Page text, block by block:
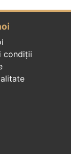
condiții